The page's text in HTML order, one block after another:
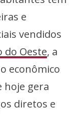
e
vendidos
do Oeste, a
econômico
hoje gera
diretos e